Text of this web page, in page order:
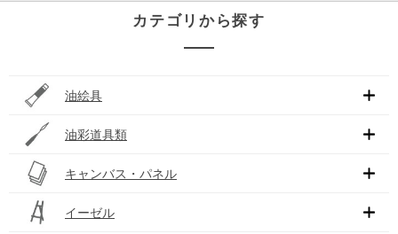
カテゴリから探す
油絵具
油彩道具類
キャンバス・パネル
イーゼル